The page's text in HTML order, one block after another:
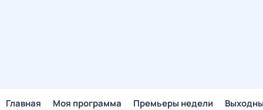
Главная Моя программа Премьеры недели